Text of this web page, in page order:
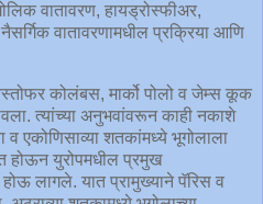
वातावरण, हायड्रोस्फीअर,
वातावरणामधील प्रक्रिया आणि
कोलंबस, मार्को पोलो व जेम्स कूक
त्यांच्या अनुभवांवरून काही नकाशे
एकोणिसाव्या शतकांमध्ये भूगोलाला
होऊन युरोपमधील प्रमुख
होऊ लागले. यात प्रामुख्याने पॅरिस व